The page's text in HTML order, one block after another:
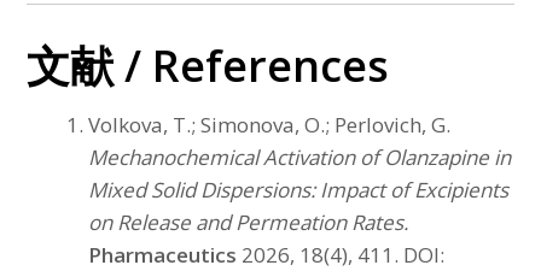
文献 / References
Volkova, T.; Simonova, O.; Perlovich, G.
Mechanochemical Activation of Olanzapine in
Mixed Solid Dispersions: Impact of Excipients
on Release and Permeation Rates.
Pharmaceutics 2026, 18(4), 411. DOI: